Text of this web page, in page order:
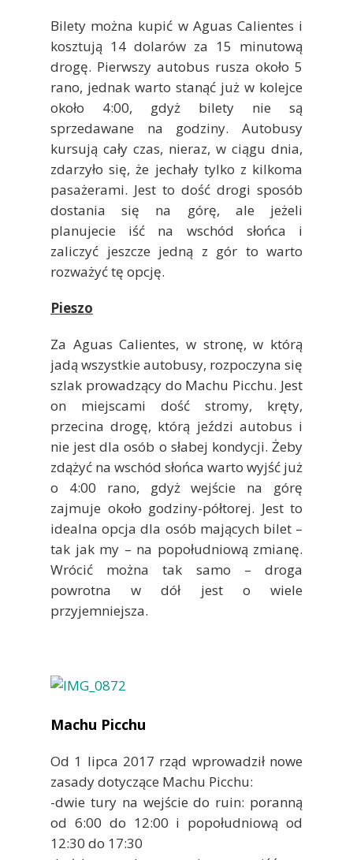
Bilety można kupić w Aguas Calientes i
kosztują 14 dolarów za 15 minutową
drogę. Pierwszy autobus rusza około 5
rano, jednak warto stanąć już w kolejce
około 4:00, gdyż bilety nie są
sprzedawane na godziny. Autobusy
kursują cały czas, nieraz, w ciągu dnia,
zdarzyło się, że jechały tylko z kilkoma
pasażerami. Jest to dość drogi sposób
dostania się na górę, ale jeżeli
planujecie iść na wschód słońca i
zaliczyć jeszcze jedną z gór to warto
rozważyć tę opcję.
Pieszo
Za Aguas Calientes, w stronę, w którą
jadą wszystkie autobusy, rozpoczyna się
szlak prowadzący do Machu Picchu. Jest
on miejscami dość stromy, kręty,
przecina drogę, którą jeździ autobus i
nie jest dla osób o słabej kondycji. Żeby
zdążyć na wschód słońca warto wyjść już
o 4:00 rano, gdyż wejście na górę
zajmuje około godziny-półtorej. Jest to
idealna opcja dla osób mających bilet –
tak jak my – na popołudniową zmianę.
Wrócić można tak samo – droga
powrotna w dół jest o wiele
przyjemniejsza.
Machu Picchu
Od 1 lipca 2017 rząd wprowadził nowe
zasady dotyczące Machu Picchu:
-dwie tury na wejście do ruin: poranną
od 6:00 do 12:00 i popołudniową od
12:30 do 17:30